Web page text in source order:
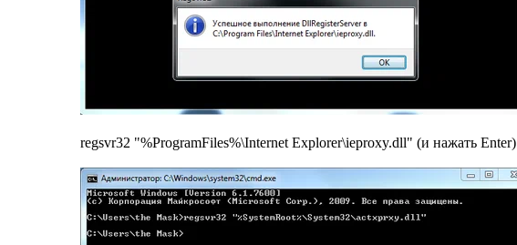
regsvr32 "%ProgramFiles%\Internet Explorer\ieproxy.dll" (и нажать Enter)